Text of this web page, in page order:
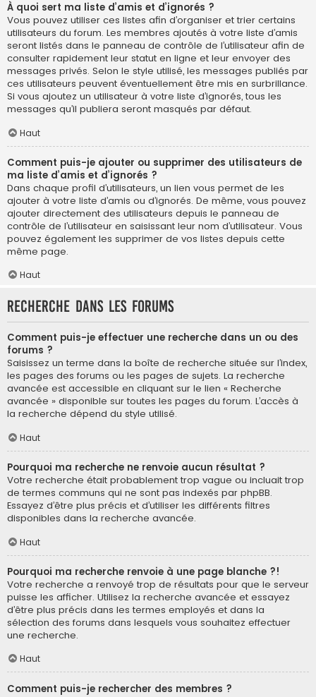
À quoi sert ma liste d’amis et d’ignorés ?
Vous pouvez utiliser ces listes afin d’organiser et trier certains
utilisateurs du forum. Les membres ajoutés à votre liste d’amis
seront listés dans le panneau de contrôle de l’utilisateur afin de
consulter rapidement leur statut en ligne et leur envoyer des
messages privés. Selon le style utilisé, les messages publiés par
ces utilisateurs peuvent éventuellement être mis en surbrillance.
Si vous ajoutez un utilisateur à votre liste d’ignorés, tous les
messages qu’il publiera seront masqués par défaut.
Haut
Comment puis-je ajouter ou supprimer des utilisateurs de
ma liste d’amis et d’ignorés ?
Dans chaque profil d’utilisateurs, un lien vous permet de les
ajouter à votre liste d’amis ou d’ignorés. De même, vous pouvez
ajouter directement des utilisateurs depuis le panneau de
contrôle de l’utilisateur en saisissant leur nom d’utilisateur. Vous
pouvez également les supprimer de vos listes depuis cette
même page.
Haut
Recherche dans les forums
Comment puis-je effectuer une recherche dans un ou des
forums ?
Saisissez un terme dans la boîte de recherche située sur l’index,
les pages des forums ou les pages de sujets. La recherche
avancée est accessible en cliquant sur le lien « Recherche
avancée » disponible sur toutes les pages du forum. L’accès à
la recherche dépend du style utilisé.
Haut
Pourquoi ma recherche ne renvoie aucun résultat ?
Votre recherche était probablement trop vague ou incluait trop
de termes communs qui ne sont pas indexés par phpBB.
Essayez d’être plus précis et d’utiliser les différents filtres
disponibles dans la recherche avancée.
Haut
Pourquoi ma recherche renvoie à une page blanche ?!
Votre recherche a renvoyé trop de résultats pour que le serveur
puisse les afficher. Utilisez la recherche avancée et essayez
d’être plus précis dans les termes employés et dans la
sélection des forums dans lesquels vous souhaitez effectuer
une recherche.
Haut
Comment puis-je rechercher des membres ?